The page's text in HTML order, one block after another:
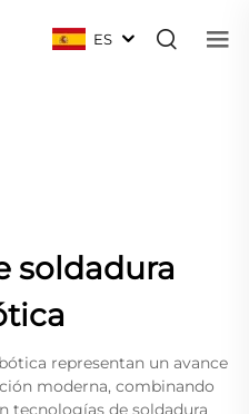
ES
soldadura
representan un avance
moderna, combinando
tecnologías de soldadura